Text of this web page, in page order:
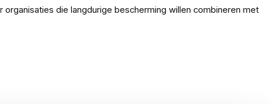
die langdurige bescherming willen combineren met